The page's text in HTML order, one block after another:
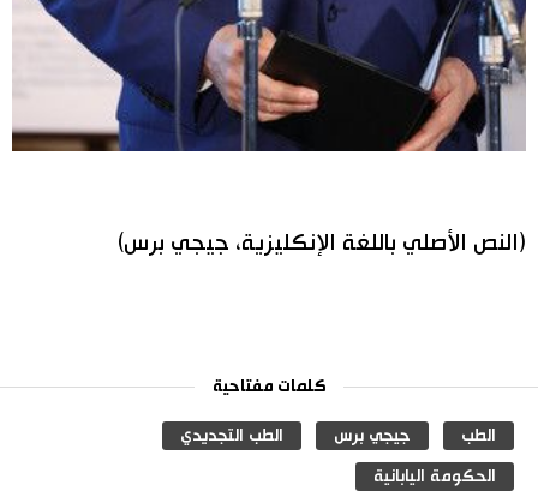
(النص الأصلي باللغة الإنكليزية، جيجي برس)
كلمات مفتاحية
الطب جيجي برس الطب التجديدي
الحكومة اليابانية